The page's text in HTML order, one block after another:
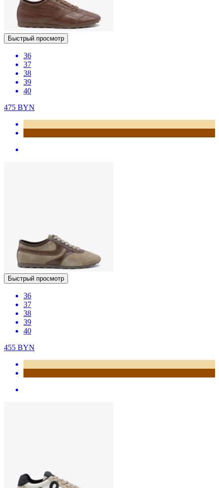
Быстрый просмотр
36
37
38
39
40
475 BYN
Быстрый просмотр
36
37
38
39
40
455 BYN